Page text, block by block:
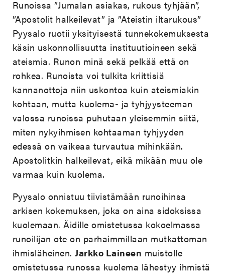
Runoissa ”Jumalan asiakas, rukous tyhjään”,
”Apostolit halkeilevat” ja ”Ateistin iltarukous”
Pyysalo ruotii yksityisestä tunnekokemuksesta
käsin uskonnollisuutta instituutioineen sekä
ateismia. Runon minä sekä pelkää että on
rohkea. Runoista voi tulkita kriittisiä
kannanottoja niin uskontoa kuin ateismiakin
kohtaan, mutta kuolema- ja tyhjyysteeman
valossa runoissa puhutaan yleisemmin siitä,
miten nykyihmisen kohtaaman tyhjyyden
edessä on vaikeaa turvautua mihinkään.
Apostolitkin halkeilevat, eikä mikään muu ole
varmaa kuin kuolema.
Pyysalo onnistuu tiivistämään runoihinsa
arkisen kokemuksen, joka on aina sidoksissa
kuolemaan. Äidille omistetussa kokoelmassa
runoilijan ote on parhaimmillaan mutkattoman
ihmisläheinen.Jarkko Laineen muistolle
omistetussa runossa kuolema lähestyy ihmistä